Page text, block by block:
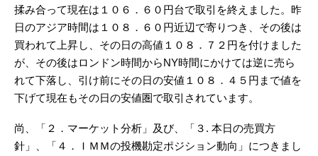
揉み合って現在は１０６．６０円台で取引を終えました。昨
日のアジア時間は１０８．６０円近辺で寄りつき、その後は
買われて上昇し、その日の高値１０８．７２円を付けました
が、その後はロンドン時間からNY時間にかけては逆に売ら
れて下落し、引け前にその日の安値１０８．４５円まで値を
下げて現在もその日の安値圏で取引されています。
尚、「２．マーケット分析」及び、「３. 本日の売買方
針」、「４．ＩＭＭの投機勘定ポジション動向」につきまし